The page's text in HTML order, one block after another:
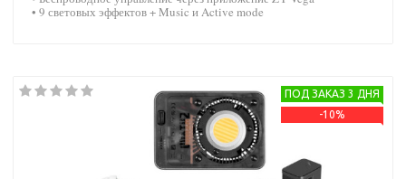
• 9 световых эффектов + Music и Active mode
ПОД ЗАКАЗ 3 ДНЯ
-10%